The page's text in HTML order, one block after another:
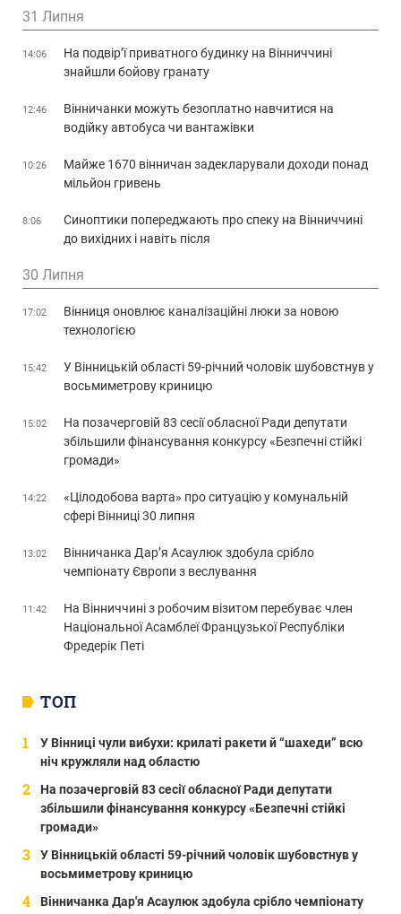
ТОП
У Вінниці чули вибухи: крилаті ракети й “шахеди” всю
ніч кружляли над областю
На позачерговій 83 сесії обласної Ради депутати
збільшили фінансування конкурсу «Безпечні стійкі
громади»
У Вінницькій області 59-річний чоловік шубовстнув у
восьмиметрову криницю
Вінничанка Дар'я Асаулюк здобула срібло чемпіонату
31 Липня
14:06
На подвір’ї приватного будинку на Вінниччині
знайшли бойову гранату
12:46
Вінничанки можуть безоплатно навчитися на
водійку автобуса чи вантажівки
10:26
Майже 1670 вінничан задекларували доходи понад
мільйон гривень
8:06
Синоптики попереджають про спеку на Вінниччині
до вихідних і навіть після
30 Липня
17:02
Вінниця оновлює каналізаційні люки за новою
технологією
15:42
У Вінницькій області 59-річний чоловік шубовстнув у
восьмиметрову криницю
15:02
На позачерговій 83 сесії обласної Ради депутати
збільшили фінансування конкурсу «Безпечні стійкі
громади»
14:22
«Цілодобова варта» про ситуацію у комунальній
сфері Вінниці 30 липня
13:02
Вінничанка Дар’я Асаулюк здобула срібло
чемпіонату Європи з веслування
11:42
На Вінниччині з робочим візитом перебуває член
Національної Асамблеї Французької Республіки
Фредерік Петі